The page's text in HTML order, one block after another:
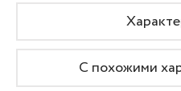
С похожими